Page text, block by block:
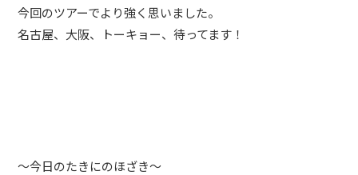
今回のツアーでより強く思いました。
名古屋、大阪、トーキョー、待ってます！
〜今日のたきにのほざき〜